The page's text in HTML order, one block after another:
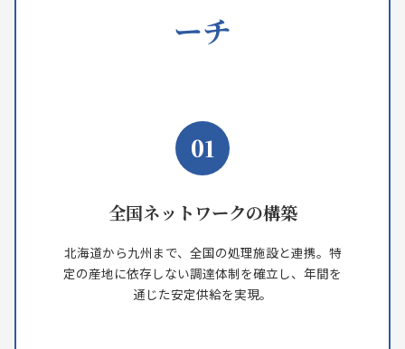
ーチ
01
全国ネットワークの構築
北海道から九州まで、全国の処理施設と連携。特
定の産地に依存しない調達体制を確立し、年間を
通じた安定供給を実現。